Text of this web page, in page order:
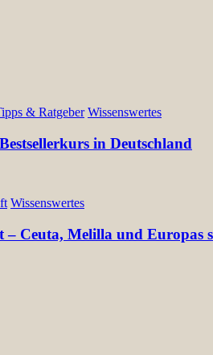
& Ratgeber Wissenswertes
in Deutschland
Wissenswertes
Ceuta, Melilla und Europas